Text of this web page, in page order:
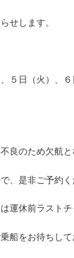
せします。
５日（火）、
良のため欠航と
、是非ご予約く
運休前ラストチ
船をお待ちして